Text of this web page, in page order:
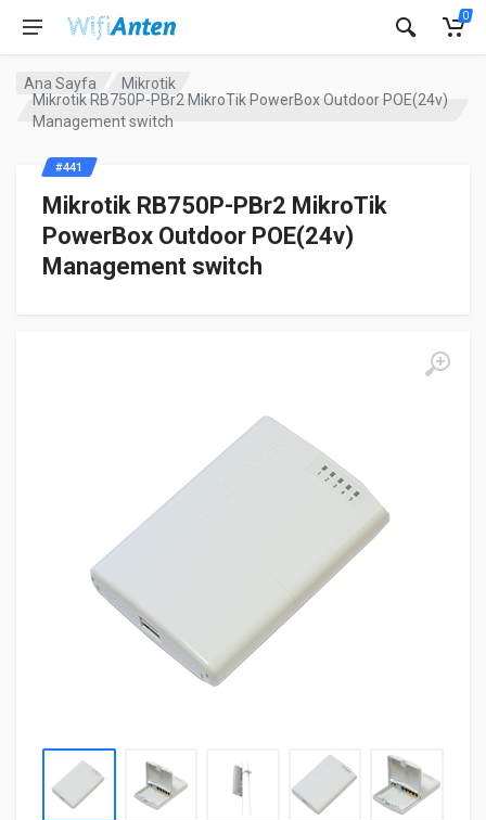
0
Ana Sayfa
Mikrotik
Mikrotik RB750P-PBr2 MikroTik PowerBox Outdoor POE(24v)
Management switch
Mikrotik RB750P-PBr2 MikroTik
PowerBox Outdoor POE(24v)
Management switch
#441